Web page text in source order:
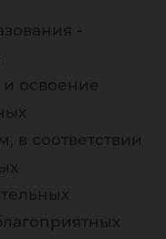
-
освоение
в соответствии